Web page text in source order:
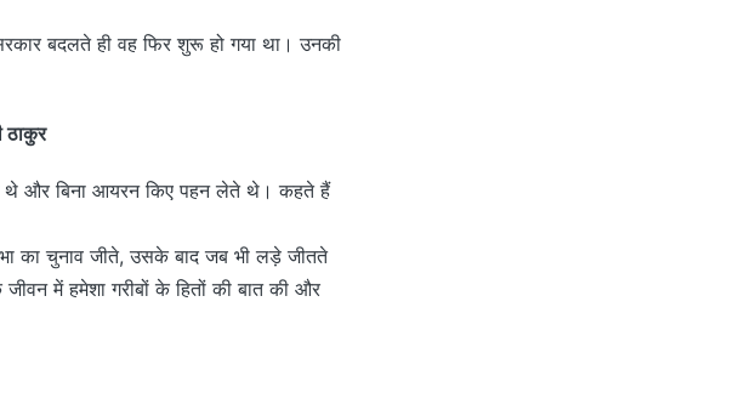
बदलते ही वह फिर शुरू हो गया था। उनकी
ठाकुर
थे और बिना आयरन किए पहन लेते थे। कहते हैं
का चुनाव जीते, उसके बाद जब भी लड़े जीतते
में हमेशा गरीबों के हितों की बात की और